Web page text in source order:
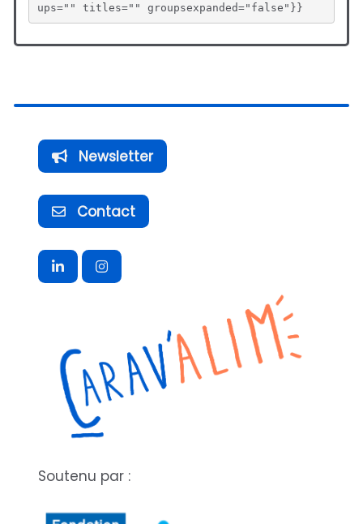
ups="" titles="" groupsexpanded="false"}}
Newsletter
Contact
Soutenu par :